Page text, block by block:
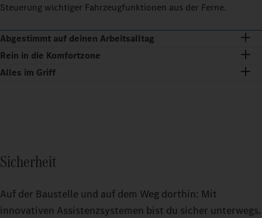
Steuerung wichtiger Fahrzeugfunktionen aus der Ferne.
Abgestimmt auf deinen Arbeitsalltag
Rein in die Komfortzone
Alles im Griff
Sicherheit
Auf der Baustelle und auf dem Weg dorthin: Mit
innovativen Assistenzsystemen bist du sicher unterwegs.